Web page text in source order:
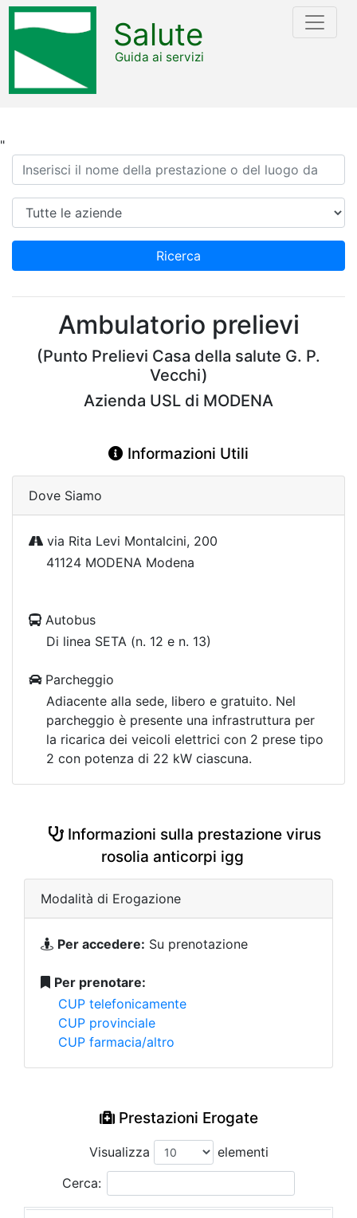
"
Salute
Guida ai servizi
Ricerca
Azienda
Ricerca
Ambulatorio prelievi
(Punto Prelievi Casa della salute G. P.
Vecchi)
Azienda USL di MODENA
Informazioni Utili
Dove Siamo
via Rita Levi Montalcini, 200
41124 MODENA Modena
Autobus
Di linea SETA (n. 12 e n. 13)
Parcheggio
Adiacente alla sede, libero e gratuito. Nel
parcheggio è presente una infrastruttura per
la ricarica dei veicoli elettrici con 2 prese tipo
2 con potenza di 22 kW ciascuna.
Informazioni sulla prestazione virus
rosolia anticorpi igg
Modalità di Erogazione
Per accedere: Su prenotazione
Per prenotare:
CUP telefonicamente
CUP provinciale
CUP farmacia/altro
Prestazioni Erogate
Visualizza
elementi
Cerca: